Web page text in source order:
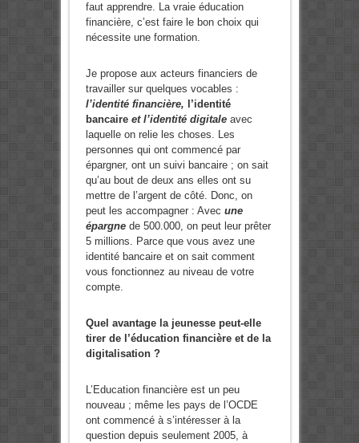
faut apprendre. La vraie éducation
financière, c’est faire le bon choix qui
nécessite une formation.
Je propose aux acteurs financiers de
travailler sur quelques vocables :
l’identité financière, l’identité
bancaireet l’identité digitaleavec
laquelle on relie les choses. Les
personnes qui ont commencé par
épargner, ont un suivi bancaire ; on sait
qu’au bout de deux ans elles ont su
mettre de l’argent de côté. Donc, on
peut les accompagner : Avec une
épargnede 500.000, on peut leur prêter
5 millions. Parce que vous avez une
identité bancaire et on sait comment
vous fonctionnez au niveau de votre
compte.
Quel avantage la jeunesse peut-elle
tirer de l’éducation financière et de la
digitalisation ?
L’Education financière est un peu
nouveau ; même les pays de l’OCDE
ont commencé à s’intéresser à la
question depuis seulement 2005, à